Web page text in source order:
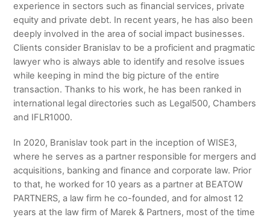
experience in sectors such as financial services, private
equity and private debt. In recent years, he has also been
deeply involved in the area of social impact businesses.
Clients consider Branislav to be a proficient and pragmatic
lawyer who is always able to identify and resolve issues
while keeping in mind the big picture of the entire
transaction. Thanks to his work, he has been ranked in
international legal directories such as Legal500, Chambers
and IFLR1000.
In 2020, Branislav took part in the inception of WISE3,
where he serves as a partner responsible for mergers and
acquisitions, banking and finance and corporate law. Prior
to that, he worked for 10 years as a partner at BEATOW
PARTNERS, a law firm he co-founded, and for almost 12
years at the law firm of Marek & Partners, most of the time